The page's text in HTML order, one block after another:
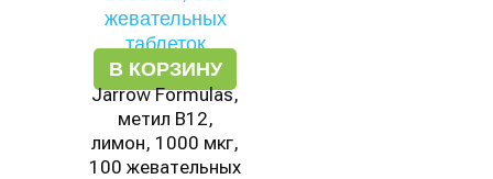
В КОРЗИНУ
Jarrow Formulas,
метил B12,
лимон, 1000 мкг,
100 жевательных